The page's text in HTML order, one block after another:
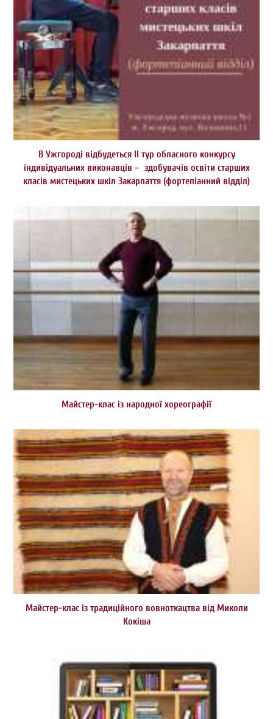
В Ужгороді відбудеться ІІ тур обласного конкурсу
індивідуальних виконавців – здобувачів освіти старших
класів мистецьких шкіл Закарпаття (фортепіанний відділ)
Майстер-клас із народної хореографії
Майстер-клас із традиційного вовноткацтва від Миколи
Кокіша